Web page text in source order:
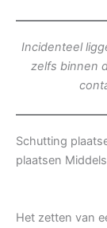
Incidenteel
zelfs binnen
Schutting
plaatsen
Het zetten van